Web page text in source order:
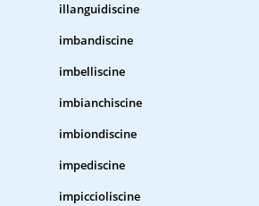
illanguidiscine
imbandiscine
imbelliscine
imbianchiscine
imbiondiscine
impediscine
impiccioliscine